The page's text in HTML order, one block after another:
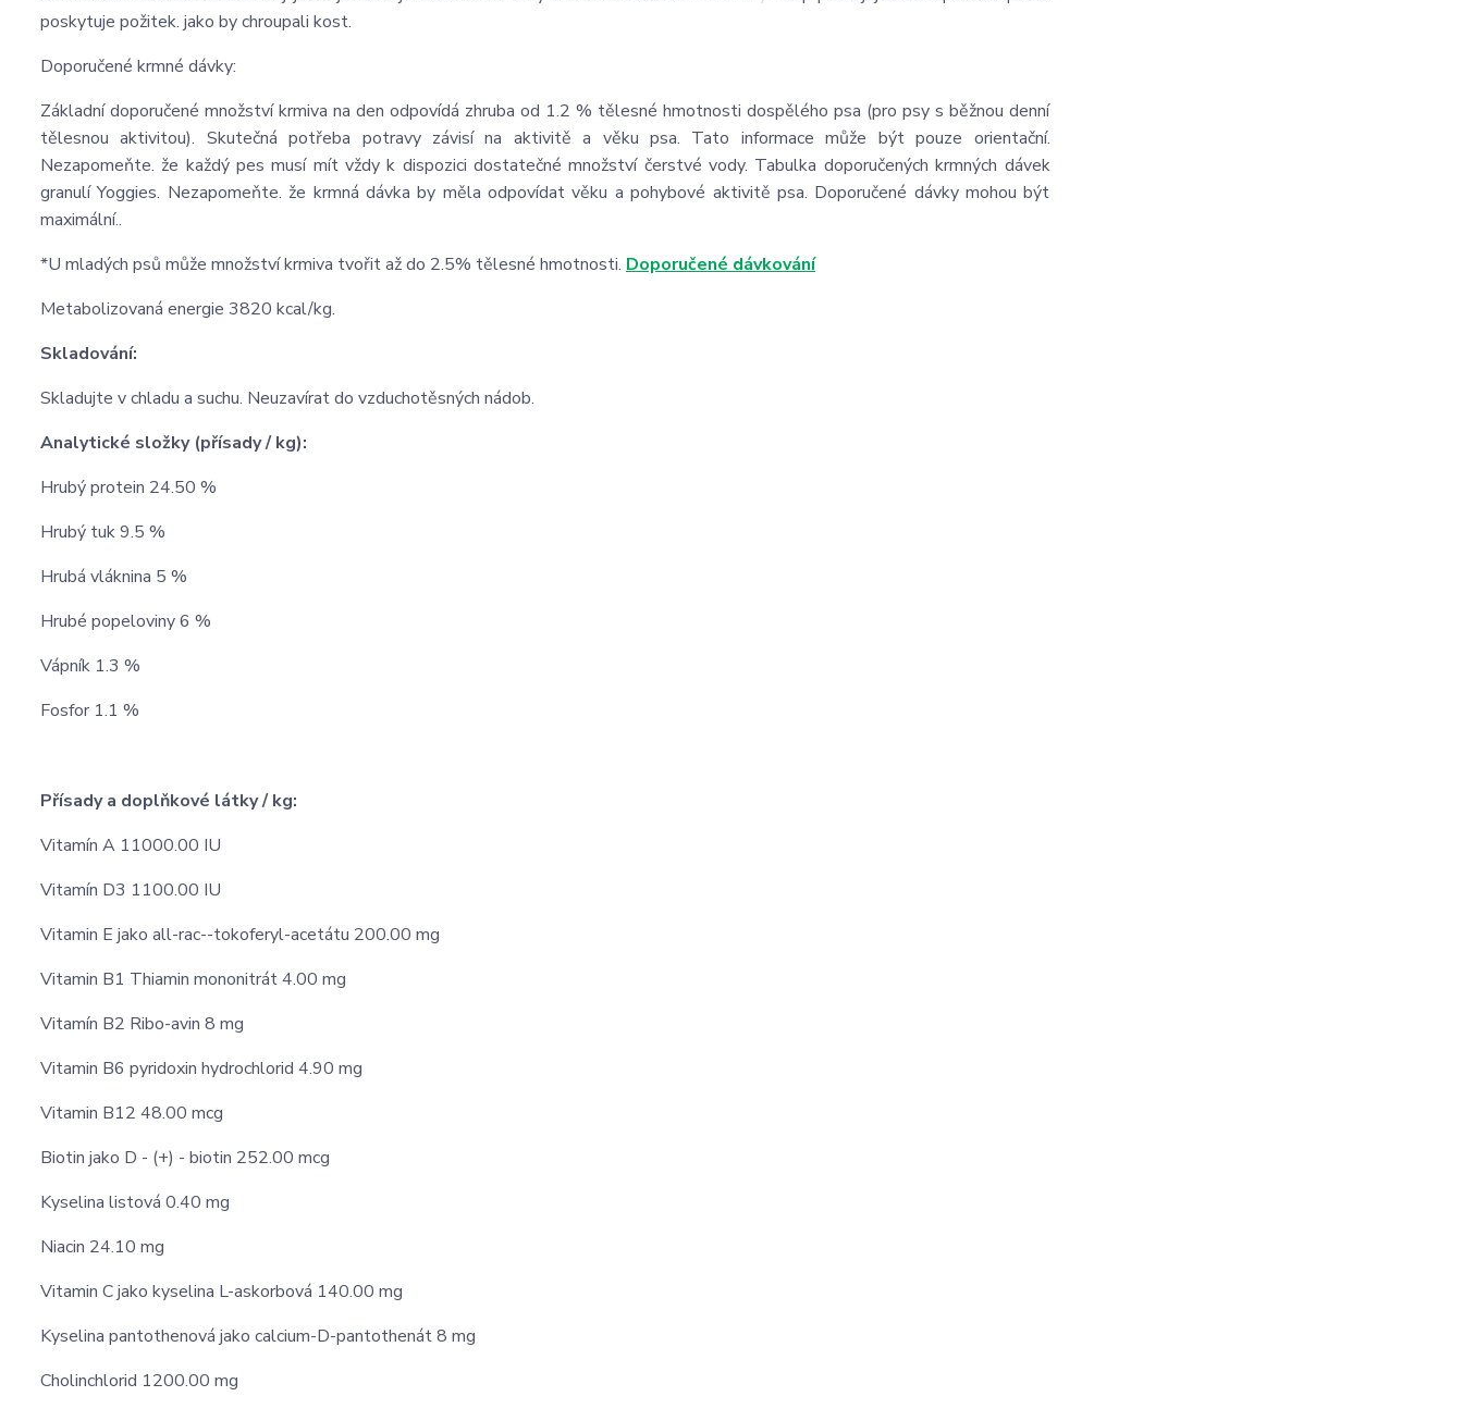
poskytuje požitek. jako by chroupali kost.
Doporučené krmné dávky:
Základní doporučené množství krmiva na den odpovídá zhruba od 1.2 % tělesné hmotnosti dospělého psa (pro psy s běžnou denní
tělesnou aktivitou). Skutečná potřeba potravy závisí na aktivitě a věku psa. Tato informace může být pouze orientační.
Nezapomeňte. že každý pes musí mít vždy k dispozici dostatečné množství čerstvé vody. Tabulka doporučených krmných dávek
granulí Yoggies. Nezapomeňte. že krmná dávka by měla odpovídat věku a pohybové aktivitě psa. Doporučené dávky mohou být
maximální..
*U mladých psů může množství krmiva tvořit až do 2.5% tělesné hmotnosti. Doporučené dávkování
Metabolizovaná energie 3820 kcal/kg.
Skladování:
Skladujte v chladu a suchu. Neuzavírat do vzduchotěsných nádob.
Analytické složky (přísady / kg):
Hrubý protein 24.50 %
Hrubý tuk 9.5 %
Hrubá vláknina 5 %
Hrubé popeloviny 6 %
Vápník 1.3 %
Fosfor 1.1 %
Přísady a doplňkové látky / kg:
Vitamín A 11000.00 IU
Vitamín D3 1100.00 IU
Vitamin E jako all-rac-­-tokoferyl-acetátu 200.00 mg
Vitamin B1 Thiamin mononitrát 4.00 mg
Vitamín B2 Ribo-avin 8 mg
Vitamin B6 pyridoxin hydrochlorid 4.90 mg
Vitamin B12 48.00 mcg
Biotin jako D - (+) - biotin 252.00 mcg
Kyselina listová 0.40 mg
Niacin 24.10 mg
Vitamin C jako kyselina L-askorbová 140.00 mg
Kyselina pantothenová jako calcium-D-pantothenát 8 mg
Cholinchlorid 1200.00 mg